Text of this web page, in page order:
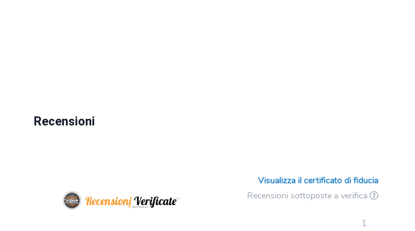
Recensioni
Visualizza il certificato di fiducia
Recensioni sottoposte a verifica
1